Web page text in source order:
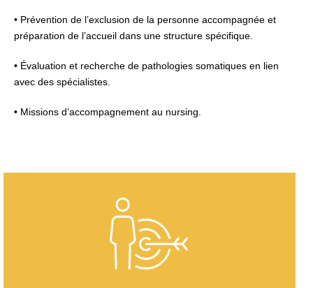
• Prévention de l’exclusion de la personne accompagnée et
préparation de l’accueil dans une structure spécifique.
• Évaluation et recherche de pathologies somatiques en lien
avec des spécialistes.
• Missions d’accompagnement au nursing.